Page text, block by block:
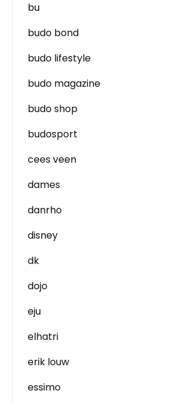
bu
budo bond
budo lifestyle
budo magazine
budo shop
budosport
cees veen
dames
danrho
disney
dk
dojo
eju
elhatri
erik louw
essimo